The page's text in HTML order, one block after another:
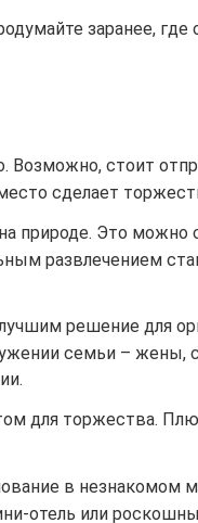
заранее, где
стоит
сделает
природе. Это можно
развлечением
решение для
семьи – жены,
для торжества.
в незнакомом
отель или